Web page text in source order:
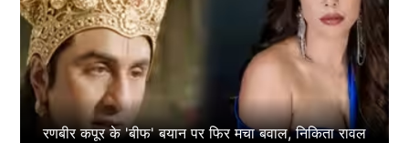
रणबीर कपूर के 'बीफ' बयान पर फिर मचा बवाल, निकिता रावल